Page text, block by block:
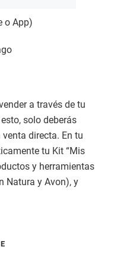
o App)
a través de tu
solo deberás
directa. En tu
tu Kit “Mis
y herramientas
Natura y Avon), y